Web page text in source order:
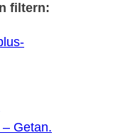
filtern:
Getan.